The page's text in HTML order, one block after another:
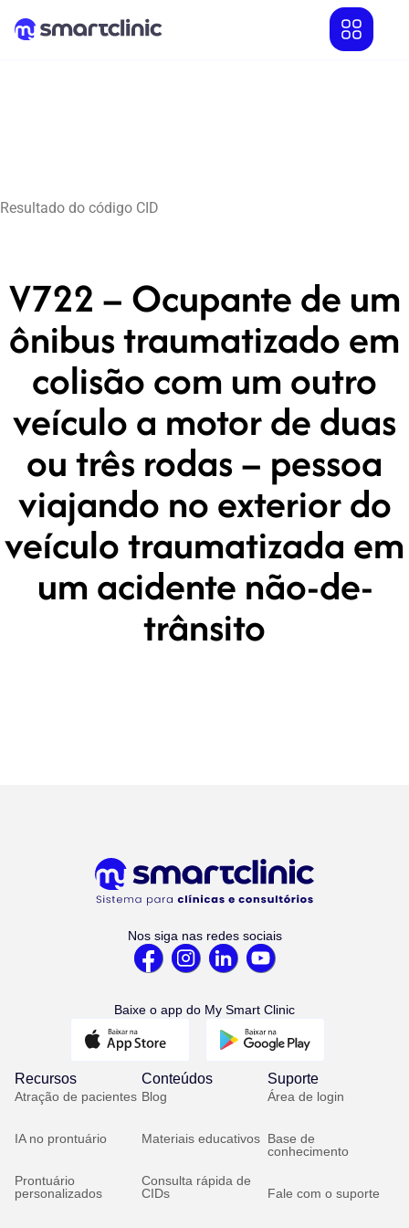
Resultado do código CID
V722 – Ocupante de um
ônibus traumatizado em
colisão com um outro
veículo a motor de duas
ou três rodas – pessoa
viajando no exterior do
veículo traumatizada em
um acidente não-de-
trânsito
Nos siga nas redes sociais
Baixe o app do My Smart Clinic
Recursos
Atração de pacientes
IA no prontuário
Prontuário
personalizados
Conteúdos
Blog
Materiais educativos
Consulta rápida de
CIDs
Suporte
Área de login
Base de
conhecimento
Fale com o suporte